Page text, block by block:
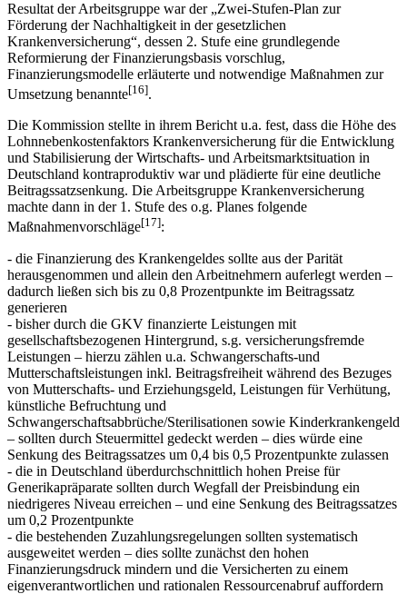
Resultat der Arbeitsgruppe war der „Zwei-Stufen-Plan zur
Förderung der Nachhaltigkeit in der gesetzlichen
Krankenversicherung“, dessen 2. Stufe eine grundlegende
Reformierung der Finanzierungsbasis vorschlug,
Finanzierungsmodelle erläuterte und notwendige Maßnahmen zur
Umsetzung benannte[16].
Die Kommission stellte in ihrem Bericht u.a. fest, dass die Höhe des
Lohnnebenkostenfaktors Krankenversicherung für die Entwicklung
und Stabilisierung der Wirtschafts- und Arbeitsmarktsituation in
Deutschland kontraproduktiv war und plädierte für eine deutliche
Beitragssatzsenkung. Die Arbeitsgruppe Krankenversicherung
machte dann in der 1. Stufe des o.g. Planes folgende
Maßnahmenvorschläge[17]:
- die Finanzierung des Krankengeldes sollte aus der Parität
herausgenommen und allein den Arbeitnehmern auferlegt werden –
dadurch ließen sich bis zu 0,8 Prozentpunkte im Beitragssatz
generieren
- bisher durch die GKV finanzierte Leistungen mit
gesellschaftsbezogenen Hintergrund, s.g. versicherungsfremde
Leistungen – hierzu zählen u.a. Schwangerschafts-und
Mutterschaftsleistungen inkl. Beitragsfreiheit während des Bezuges
von Mutterschafts- und Erziehungsgeld, Leistungen für Verhütung,
künstliche Befruchtung und
Schwangerschaftsabbrüche/Sterilisationen sowie Kinderkrankengeld
– sollten durch Steuermittel gedeckt werden – dies würde eine
Senkung des Beitragssatzes um 0,4 bis 0,5 Prozentpunkte zulassen
- die in Deutschland überdurchschnittlich hohen Preise für
Generikapräparate sollten durch Wegfall der Preisbindung ein
niedrigeres Niveau erreichen – und eine Senkung des Beitragssatzes
um 0,2 Prozentpunkte
- die bestehenden Zuzahlungsregelungen sollten systematisch
ausgeweitet werden – dies sollte zunächst den hohen
Finanzierungsdruck mindern und die Versicherten zu einem
eigenverantwortlichen und rationalen Ressourcenabruf auffordern